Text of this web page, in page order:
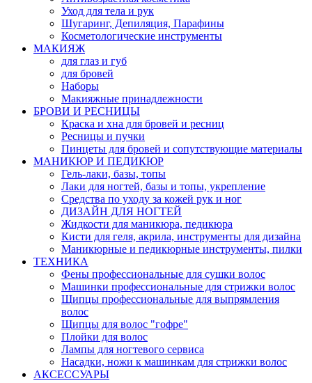
Уход для тела и рук
Шугаринг, Депиляция, Парафины
Косметологические инструменты
МАКИЯЖ
для глаз и губ
для бровей
Наборы
Макияжные принадлежности
БРОВИ И РЕСНИЦЫ
Краска и хна для бровей и ресниц
Ресницы и пучки
Пинцеты для бровей и сопутствующие материалы
МАНИКЮР И ПЕДИКЮР
Гель-лаки, базы, топы
Лаки для ногтей, базы и топы, укрепление
Средства по уходу за кожей рук и ног
ДИЗАЙН ДЛЯ НОГТЕЙ
Жидкости для маникюра, педикюра
Кисти для геля, акрила, инструменты для дизайна
Маникюрные и педикюрные инструменты, пилки
ТЕХНИКА
Фены профессиональные для сушки волос
Машинки профессиональные для стрижки волос
Щипцы профессиональные для выпрямления
волос
Щипцы для волос "гофре"
Плойки для волос
Лампы для ногтевого сервиса
Насадки, ножи к машинкам для стрижки волос
АКСЕССУАРЫ